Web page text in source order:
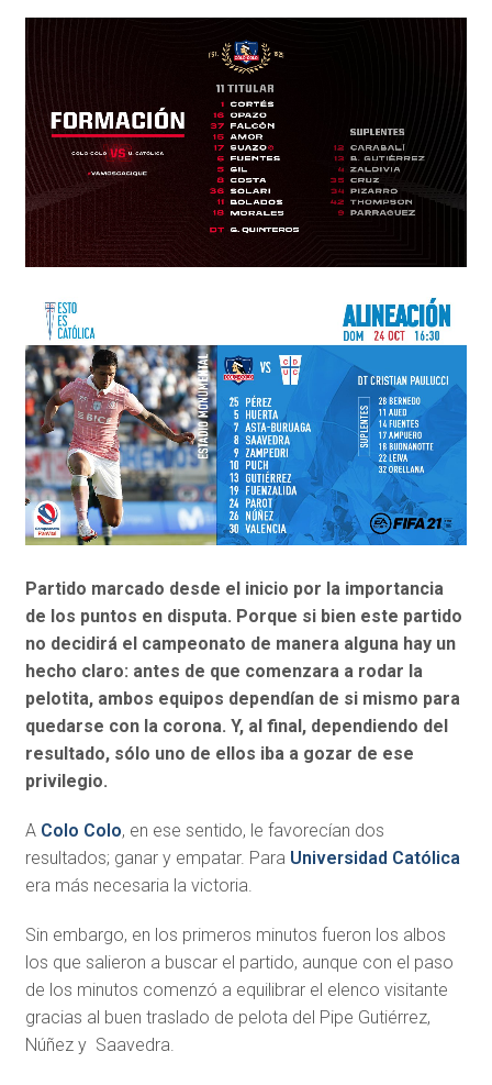
Partido marcado desde el inicio por la importancia
de los puntos en disputa. Porque si bien este partido
no decidirá el campeonato de manera alguna hay un
hecho claro: antes de que comenzara a rodar la
pelotita, ambos equipos dependían de si mismo para
quedarse con la corona. Y, al final, dependiendo del
resultado, sólo uno de ellos iba a gozar de ese
privilegio.
A Colo Colo, en ese sentido, le favorecían dos
resultados; ganar y empatar. Para Universidad Católica
era más necesaria la victoria.
Sin embargo, en los primeros minutos fueron los albos
los que salieron a buscar el partido, aunque con el paso
de los minutos comenzó a equilibrar el elenco visitante
gracias al buen traslado de pelota del Pipe Gutiérrez,
Núñez y Saavedra.